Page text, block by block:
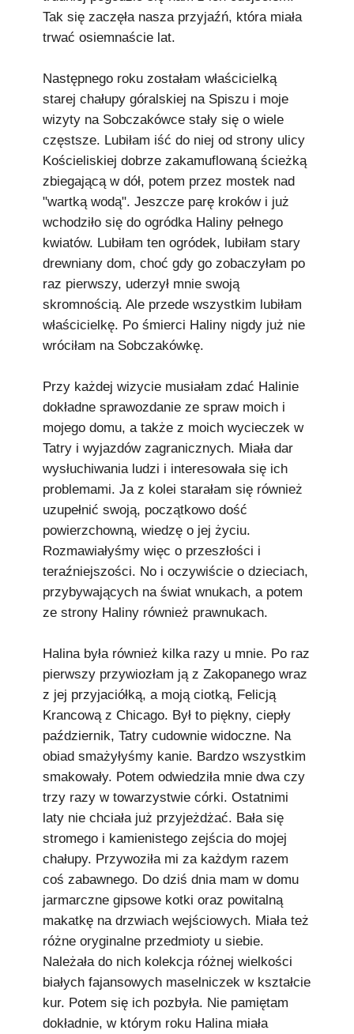
Tak się zaczęła nasza przyjaźń, która miała
trwać osiemnaście lat.
Następnego roku zostałam właścicielką
starej chałupy góralskiej na Spiszu i moje
wizyty na Sobczakówce stały się o wiele
częstsze. Lubiłam iść do niej od strony ulicy
Kościeliskiej dobrze zakamuflowaną ścieżką
zbiegającą w dół, potem przez mostek nad
"wartką wodą". Jeszcze parę kroków i już
wchodziło się do ogródka Haliny pełnego
kwiatów. Lubiłam ten ogródek, lubiłam stary
drewniany dom, choć gdy go zobaczyłam po
raz pierwszy, uderzył mnie swoją
skromnością. Ale przede wszystkim lubiłam
właścicielkę. Po śmierci Haliny nigdy już nie
wróciłam na Sobczakówkę.
Przy każdej wizycie musiałam zdać Halinie
dokładne sprawozdanie ze spraw moich i
mojego domu, a także z moich wycieczek w
Tatry i wyjazdów zagranicznych. Miała dar
wysłuchiwania ludzi i interesowała się ich
problemami. Ja z kolei starałam się również
uzupełnić swoją, początkowo dość
powierzchowną, wiedzę o jej życiu.
Rozmawiałyśmy więc o przeszłości i
teraźniejszości. No i oczywiście o dzieciach,
przybywających na świat wnukach, a potem
ze strony Haliny również prawnukach.
Halina była również kilka razy u mnie. Po raz
pierwszy przywiozłam ją z Zakopanego wraz
z jej przyjaciółką, a moją ciotką, Felicją
Krancową z Chicago. Był to piękny, ciepły
październik, Tatry cudownie widoczne. Na
obiad smażyłyśmy kanie. Bardzo wszystkim
smakowały. Potem odwiedziła mnie dwa czy
trzy razy w towarzystwie córki. Ostatnimi
laty nie chciała już przyjeżdżać. Bała się
stromego i kamienistego zejścia do mojej
chałupy. Przywoziła mi za każdym razem
coś zabawnego. Do dziś dnia mam w domu
jarmarczne gipsowe kotki oraz powitalną
makatkę na drzwiach wejściowych. Miała też
różne oryginalne przedmioty u siebie.
Należała do nich kolekcja różnej wielkości
białych fajansowych maselniczek w kształcie
kur. Potem się ich pozbyła. Nie pamiętam
dokładnie, w którym roku Halina miała